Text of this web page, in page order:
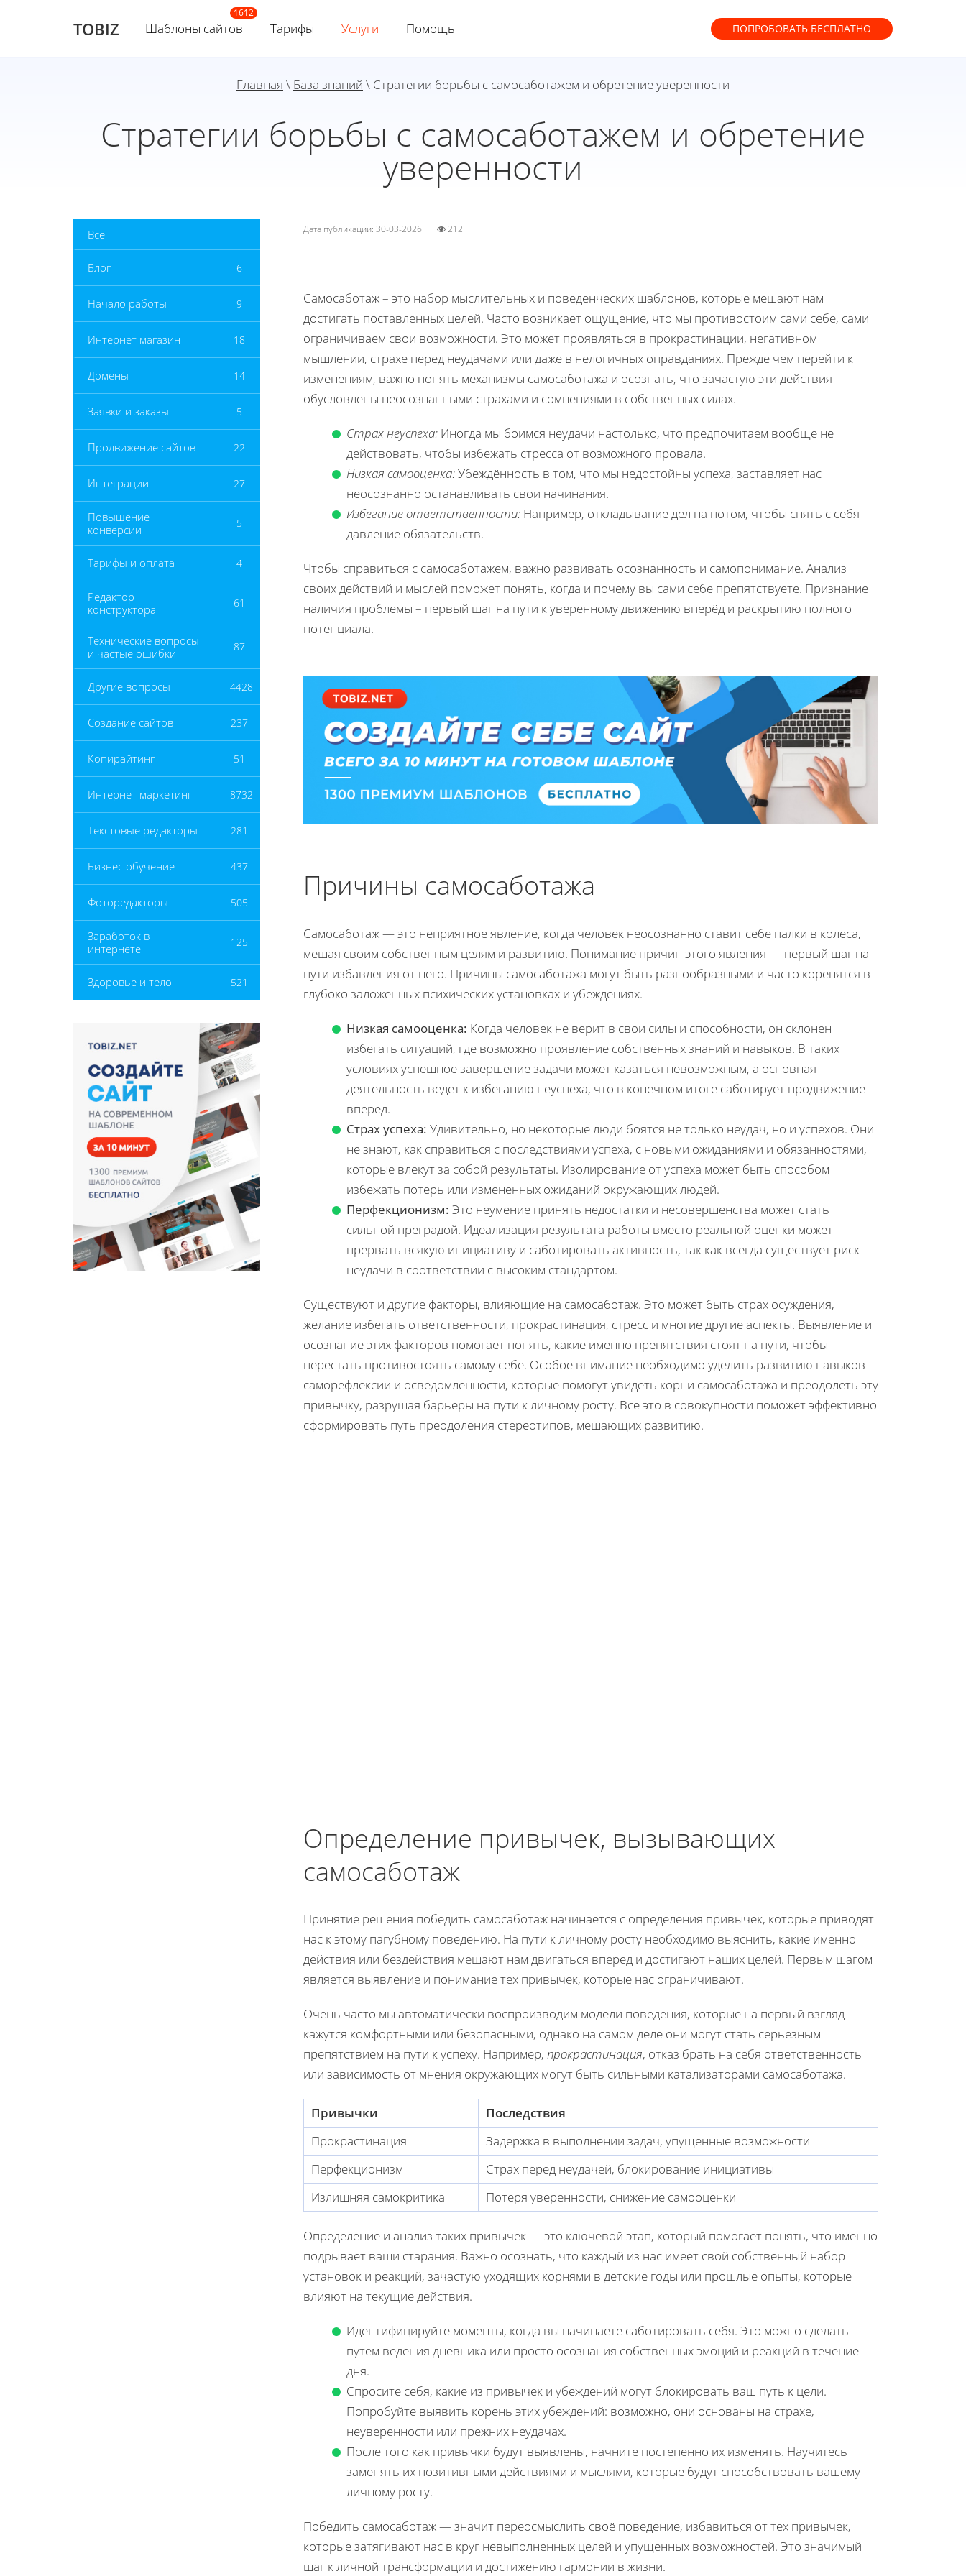
TOBIZ Шаблоны сайтов Тарифы Услуги Помощь ПОПРОБОВАТЬ БЕСПЛАТНО
Главная \ База знаний \ Стратегии борьбы с самосаботажем и обретение уверенности
Стратегии борьбы с самосаботажем и обретение
уверенности
Все
Блог 6
Начало работы 9
Интернет магазин 18
Домены 14
Заявки и заказы 5
Продвижение сайтов 22
Интеграции 27
Повышение
конверсии
5
Тарифы и оплата 4
Редактор
конструктора
61
Технические вопросы
и частые ошибки
87
Другие вопросы 4428
Создание сайтов 237
Копирайтинг 51
Интернет маркетинг 8732
Текстовые редакторы 281
Бизнес обучение 437
Фоторедакторы 505
Заработок в
интернете
125
Здоровье и тело 521
Дата публикации: 30-03-2026 212
Самосаботаж – это набор мыслительных и поведенческих шаблонов, которые мешают нам
достигать поставленных целей. Часто возникает ощущение, что мы противостоим сами себе, сами
ограничиваем свои возможности. Это может проявляться в прокрастинации, негативном
мышлении, страхе перед неудачами или даже в нелогичных оправданиях. Прежде чем перейти к
изменениям, важно понять механизмы самосаботажа и осознать, что зачастую эти действия
обусловлены неосознанными страхами и сомнениями в собственных силах.
Страх неуспеха: Иногда мы боимся неудачи настолько, что предпочитаем вообще не
действовать, чтобы избежать стресса от возможного провала.
Низкая самооценка:Убеждённость в том, что мы недостойны успеха, заставляет нас
неосознанно останавливать свои начинания.
Избегание ответственности: Например, откладывание дел на потом, чтобы снять с себя
давление обязательств.
Чтобы справиться с самосаботажем, важно развивать осознанность и самопонимание. Анализ
своих действий и мыслей поможет понять, когда и почему вы сами себе препятствуете. Признание
наличия проблемы – первый шаг на пути к уверенному движению вперёд и раскрытию полного
потенциала.
Причины самосаботажа
Самосаботаж — это неприятное явление, когда человек неосознанно ставит себе палки в колеса,
мешая своим собственным целям и развитию. Понимание причин этого явления — первый шаг на
пути избавления от него. Причины самосаботажа могут быть разнообразными и часто коренятся в
глубоко заложенных психических установках и убеждениях.
Низкая самооценка: Когда человек не верит в свои силы и способности, он склонен
избегать ситуаций, где возможно проявление собственных знаний и навыков. В таких
условиях успешное завершение задачи может казаться невозможным, а основная
деятельность ведет к избеганию неуспеха, что в конечном итоге саботирует продвижение
вперед.
Страх успеха: Удивительно, но некоторые люди боятся не только неудач, но и успехов. Они
не знают, как справиться с последствиями успеха, с новыми ожиданиями и обязанностями,
которые влекут за собой результаты. Изолирование от успеха может быть способом
избежать потерь или измененных ожиданий окружающих людей.
Перфекционизм: Это неумение принять недостатки и несовершенства может стать
сильной преградой. Идеализация результата работы вместо реальной оценки может
прервать всякую инициативу и саботировать активность, так как всегда существует риск
неудачи в соответствии с высоким стандартом.
Существуют и другие факторы, влияющие на самосаботаж. Это может быть страх осуждения,
желание избегать ответственности, прокрастинация, стресс и многие другие аспекты. Выявление и
осознание этих факторов помогает понять, какие именно препятствия стоят на пути, чтобы
перестать противостоять самому себе. Особое внимание необходимо уделить развитию навыков
саморефлексии и осведомленности, которые помогут увидеть корни самосаботажа и преодолеть эту
привычку, разрушая барьеры на пути к личному росту. Всё это в совокупности поможет эффективно
сформировать путь преодоления стереотипов, мешающих развитию.
Определение привычек, вызывающих
самосаботаж
Принятие решения победить самосаботаж начинается с определения привычек, которые приводят
нас к этому пагубному поведению. На пути к личному росту необходимо выяснить, какие именно
действия или бездействия мешают нам двигаться вперёд и достигают наших целей. Первым шагом
является выявление и понимание тех привычек, которые нас ограничивают.
Очень часто мы автоматически воспроизводим модели поведения, которые на первый взгляд
кажутся комфортными или безопасными, однако на самом деле они могут стать серьезным
препятствием на пути к успеху. Например, прокрастинация, отказ брать на себя ответственность
или зависимость от мнения окружающих могут быть сильными катализаторами самосаботажа.
Привычки
Последствия
Прокрастинация
Задержка в выполнении задач, упущенные возможности
Перфекционизм
Страх перед неудачей, блокирование инициативы
Излишняя самокритика
Потеря уверенности, снижение самооценки
Определение и анализ таких привычек — это ключевой этап, который помогает понять, что именно
подрывает ваши старания. Важно осознать, что каждый из нас имеет свой собственный набор
установок и реакций, зачастую уходящих корнями в детские годы или прошлые опыты, которые
влияют на текущие действия.
Идентифицируйте моменты, когда вы начинаете саботировать себя. Это можно сделать
путем ведения дневника или просто осознания собственных эмоций и реакций в течение
дня.
Спросите себя, какие из привычек и убеждений могут блокировать ваш путь к цели.
Попробуйте выявить корень этих убеждений: возможно, они основаны на страхе,
неуверенности или прежних неудачах.
После того как привычки будут выявлены, начните постепенно их изменять. Научитесь
заменять их позитивными действиями и мыслями, которые будут способствовать вашему
личному росту.
Победить самосаботаж — значит переосмыслить своё поведение, избавиться от тех привычек,
которые затягивают нас в круг невыполненных целей и упущенных возможностей. Это значимый
шаг к личной трансформации и достижению гармонии в жизни.